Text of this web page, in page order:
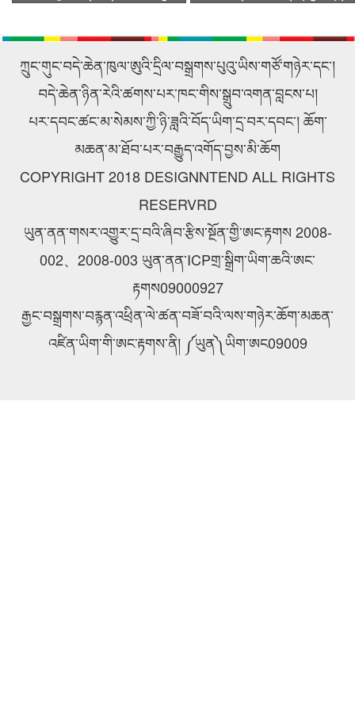
ཕེབས་ནས་བརྟག་དཔྱད་གནང་བ།
འཚོགས།
ཀྲུང་གུང་བདེ་ཆེན་ཁུལ་ཨུའི་དྲིལ་བསྒྲགས་པུའུ་ཡིས་གཙོ་གཉེར་དང་།
བདེ་ཆེན་ཉིན་རེའི་ཚགས་པར་ཁང་གིས་སྒྲུབ་འགན་བླངས་པ།
པར་དབང་ཚང་མ་སེམས་ཀྱི་ཉི་ཟླའི་བོད་ཡིག་དྲ་བར་དབང་། ཆོག་
མཆན་མ་ཐོབ་པར་བརྒྱུད་འགོད་བྱས་མི་ཆོག
COPYRIGHT 2018 DESIGNNTEND ALL RIGHTS
RESERVRD
ཡུན་ནན་གསར་འགྱུར་དྲ་བའི་ཞིབ་རྩིས་སྔོན་གྱི་ཨང་རྟགས 2008-
002、2008-003 ཡུན་ནན་ICPགྲ་སྒྲིག་ཡིག་ཆའི་ཨང་
རྟགས09000927
རྒྱང་བསྒྲགས་བརྙན་འཕྲིན་ལེ་ཚན་བཟོ་བའི་ལས་གཉེར་ཆོག་མཆན་
འཛིན་ཡིག་གི་ཨང་རྟགས་ནི། ༼ཡུན༽ཡིག་ཨང09009